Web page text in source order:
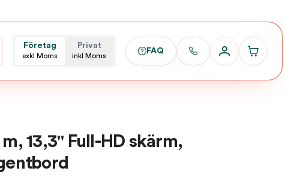
Företag
exkl Moms
Privat
inkl Moms
FAQ
13,3" Full-HD skärm,